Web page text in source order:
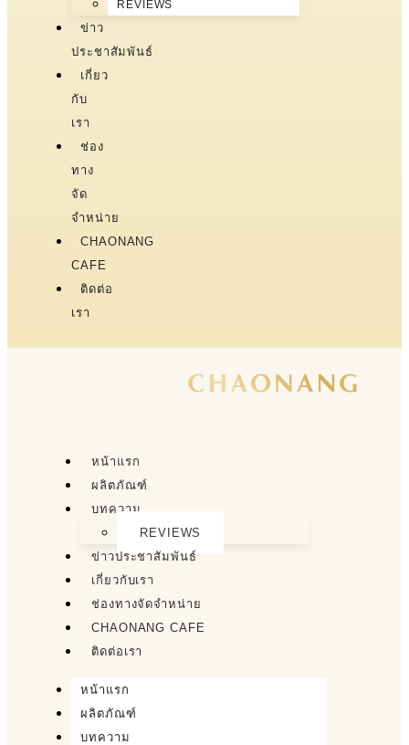
REVIEWS
ข่าว
ประชาสัมพันธ์
เกี่ยว
กับ
เรา
ช่อง
ทาง
จัด
จำหน่าย
CHAONANG
CAFE
ติดต่อ
เรา
หน้าแรก
ผลิตภัณฑ์
บทความ
REVIEWS
ข่าวประชาสัมพันธ์
เกี่ยวกับเรา
ช่องทางจัดจำหน่าย
CHAONANG CAFE
ติดต่อเรา
หน้าแรก
ผลิตภัณฑ์
บทความ